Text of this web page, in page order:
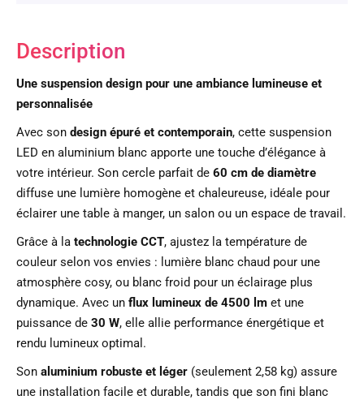
Description
Une suspension design pour une ambiance lumineuse et
personnalisée
Avec son design épuré et contemporain, cette suspension
LED en aluminium blanc apporte une touche d’élégance à
votre intérieur. Son cercle parfait de 60 cm de diamètre
diffuse une lumière homogène et chaleureuse, idéale pour
éclairer une table à manger, un salon ou un espace de travail.
Grâce à la technologie CCT, ajustez la température de
couleur selon vos envies : lumière blanc chaud pour une
atmosphère cosy, ou blanc froid pour un éclairage plus
dynamique. Avec un flux lumineux de 4500 lm et une
puissance de 30 W, elle allie performance énergétique et
rendu lumineux optimal.
Son aluminium robuste et léger (seulement 2,58 kg) assure
une installation facile et durable, tandis que son fini blanc